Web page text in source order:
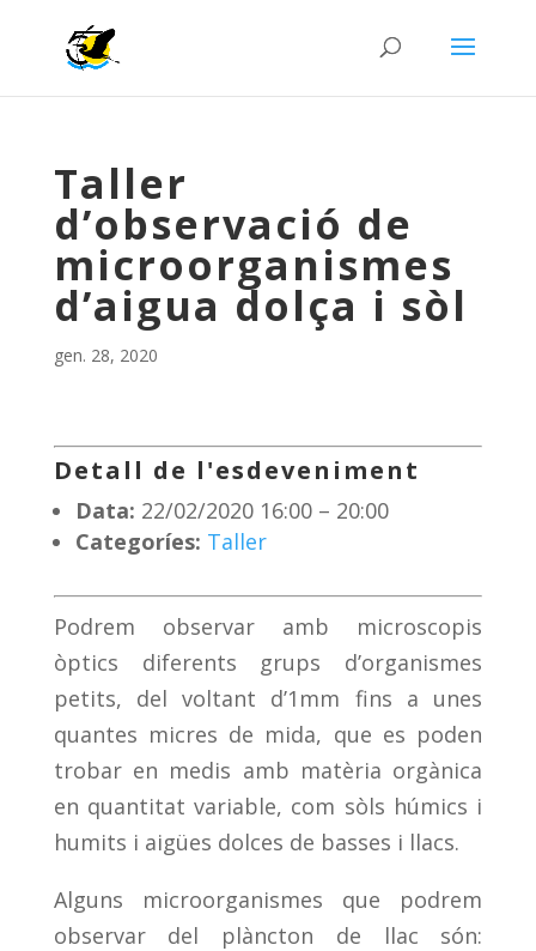
Taller
d’observació de
microorganismes
d’aigua dolça i sòl
gen. 28, 2020
Detall de l'esdeveniment
Data: 22/02/2020 16:00– 20:00
Categoríes: Taller
Podrem observar amb microscopis
òptics diferents grups d’organismes
petits, del voltant d’1mm fins a unes
quantes micres de mida, que es poden
trobar en medis amb matèria orgànica
en quantitat variable, com sòls húmics i
humits i aigües dolces de basses i llacs.
Alguns microorganismes que podrem
observar del plàncton de llac són: